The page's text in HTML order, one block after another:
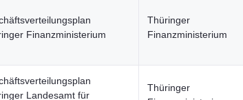
Finanzministerium
Thüringer
Finanzministerium
Landesamt für
Thüringer